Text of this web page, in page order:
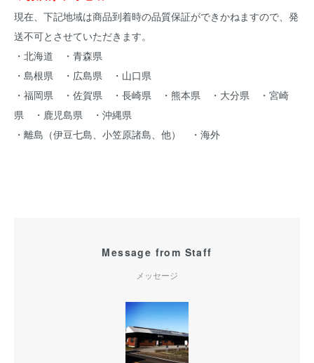
現在、下記地域は商品到着時の品質保証ができかねますので、発
送不可とさせていただきます。
・北海道 ・青森県
・島根県 ・広島県 ・山口県
・福岡県 ・佐賀県 ・長崎県 ・熊本県 ・大分県 ・宮崎
県 ・鹿児島県 ・沖縄県
・離島（伊豆七島、小笠原諸島、他） ・海外
Message from Staff
メッセージ